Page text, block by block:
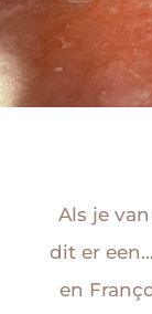
Als je
dit er
en